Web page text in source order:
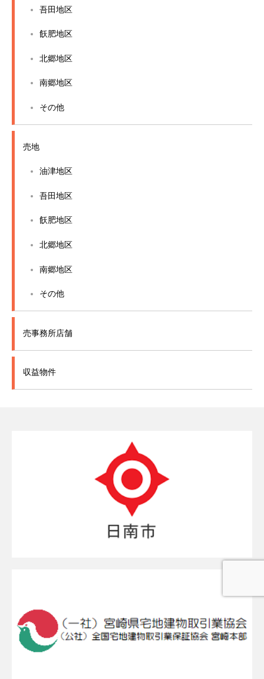
吾田地区
飫肥地区
北郷地区
南郷地区
その他
売地
油津地区
吾田地区
飫肥地区
北郷地区
南郷地区
その他
売事務所店舗
収益物件